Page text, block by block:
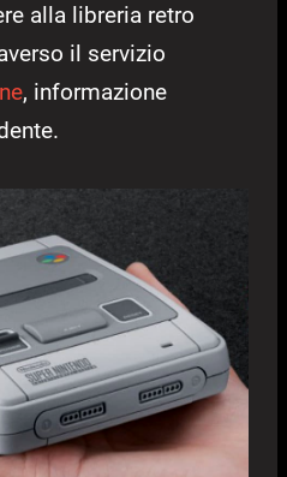
alla libreria retro
il servizio
, informazione